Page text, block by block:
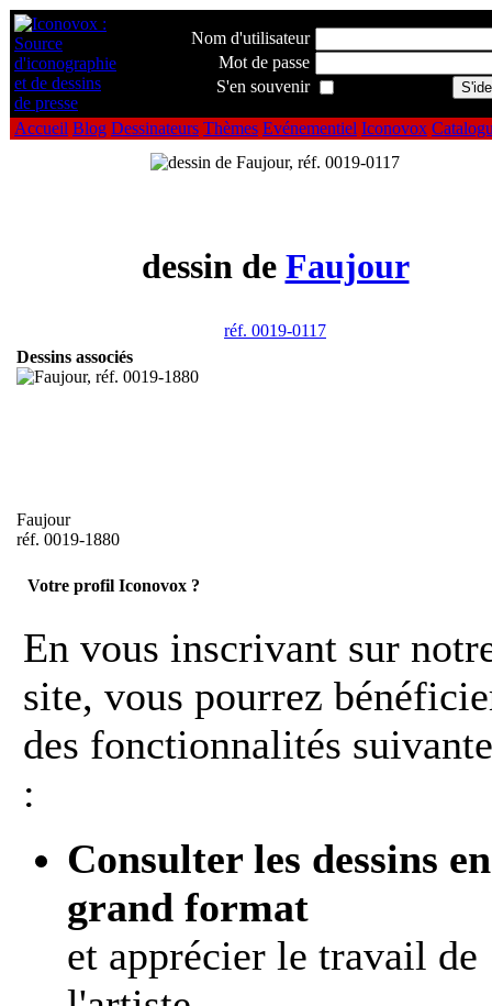
Nom d'utilisateur
Mot de passe
S'en souvenir
Accueil Blog Dessinateurs Thèmes Evénementiel Iconovox
dessin de Faujour
réf. 0019-0117
Dessins associés
Faujour
réf. 0019-1880
Votre profil Iconovox ?
En vous inscrivant sur
site, vous pourrez
des fonctionnalités
:
Consulter les dessins en
grand format
et apprécier le travail de